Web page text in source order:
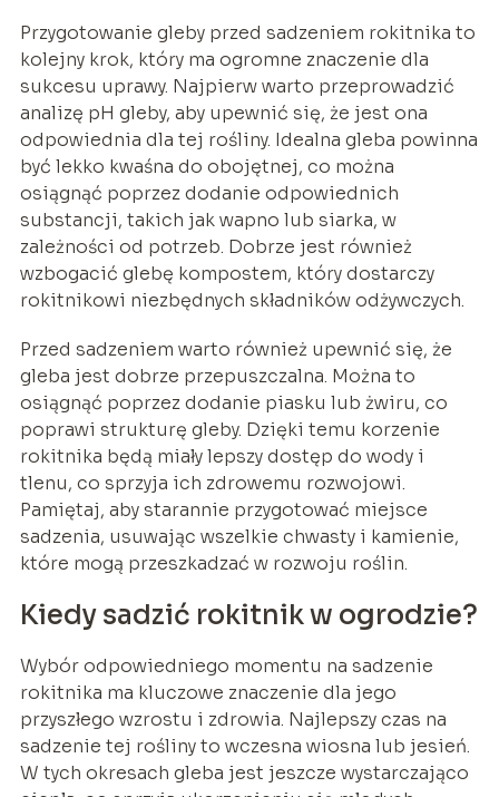
Przygotowanie gleby przed sadzeniem rokitnika to
kolejny krok, który ma ogromne znaczenie dla
sukcesu uprawy. Najpierw warto przeprowadzić
analizę pH gleby, aby upewnić się, że jest ona
odpowiednia dla tej rośliny. Idealna gleba powinna
być lekko kwaśna do obojętnej, co można
osiągnąć poprzez dodanie odpowiednich
substancji, takich jak wapno lub siarka, w
zależności od potrzeb. Dobrze jest również
wzbogacić glebę kompostem, który dostarczy
rokitnikowi niezbędnych składników odżywczych.
Przed sadzeniem warto również upewnić się, że
gleba jest dobrze przepuszczalna. Można to
osiągnąć poprzez dodanie piasku lub żwiru, co
poprawi strukturę gleby. Dzięki temu korzenie
rokitnika będą miały lepszy dostęp do wody i
tlenu, co sprzyja ich zdrowemu rozwojowi.
Pamiętaj, aby starannie przygotować miejsce
sadzenia, usuwając wszelkie chwasty i kamienie,
które mogą przeszkadzać w rozwoju roślin.
Kiedy sadzić rokitnik w ogrodzie?
Wybór odpowiedniego momentu na sadzenie
rokitnika ma kluczowe znaczenie dla jego
przyszłego wzrostu i zdrowia. Najlepszy czas na
sadzenie tej rośliny to wczesna wiosna lub jesień.
W tych okresach gleba jest jeszcze wystarczająco